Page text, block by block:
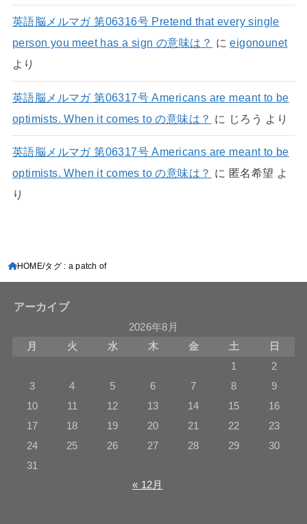
英語脳メルマガ 第06316号 Pretend that every single
person you meet has a sign の意味は？ にeigonounet
より
英語脳メルマガ 第06317号 Americans are meant to be
optimists. When it comes to の意味は？ に じろう より
英語脳メルマガ 第06317号 Americans are meant to be
optimists. When it comes to の意味は？ に 匿名希望 よ
り
HOME タグ : a patch of
アーカイブ
2026年8月
月
火 水 木 金 土
日
1
2
3
4 5 6 7 8
9
10
11 12 13 14 15
16
17
18 19 20 21 22
23
24
25 26 27 28 29
30
31
« 12月